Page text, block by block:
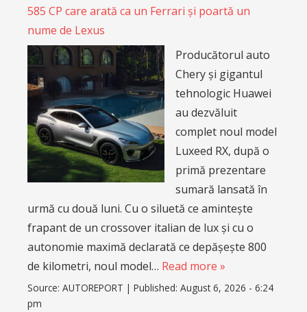
585 CP care arată ca un Ferrari și poartă un
nume de Lexus
Producătorul auto
Chery și gigantul
tehnologic Huawei
au dezvăluit
complet noul model
Luxeed RX, după o
primă prezentare
sumară lansată în
urmă cu două luni. Cu o siluetă ce amintește
frapant de un crossover italian de lux și cu o
autonomie maximă declarată ce depășește 800
de kilometri, noul model… Read more »
Source: AUTOREPORT | Published: August 6, 2026 - 6:24
pm